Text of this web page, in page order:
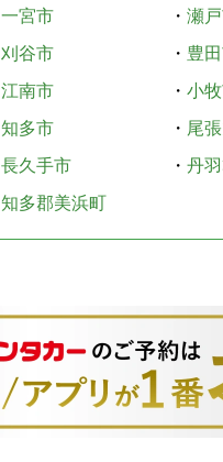
一宮市 ・ 瀬
刈谷市 ・ 豊
江南市 ・ 小
知多市 ・ 尾
長久手市 ・ 丹
知多郡美浜町